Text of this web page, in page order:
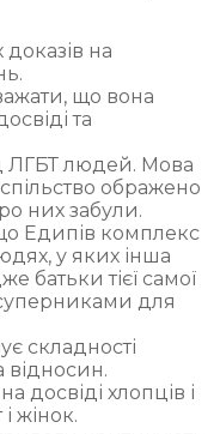
на
що вона
та
ЛГБТ людей. Мова
ображено
них забули.
Едипів комплекс
у яких інша
батьки тієї самої
суперниками для
складності
відносин.
досвіді хлопців і
жінок.